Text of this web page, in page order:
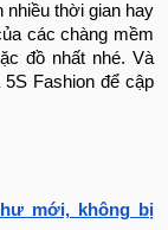
nhiều thời gian hay
các chàng mềm
đồ nhất nhé. Và
Fashion để cập
mới, không bị